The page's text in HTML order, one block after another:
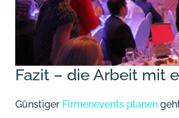
Fazit – die Arbeit mit
Günstiger Firmenevents planen